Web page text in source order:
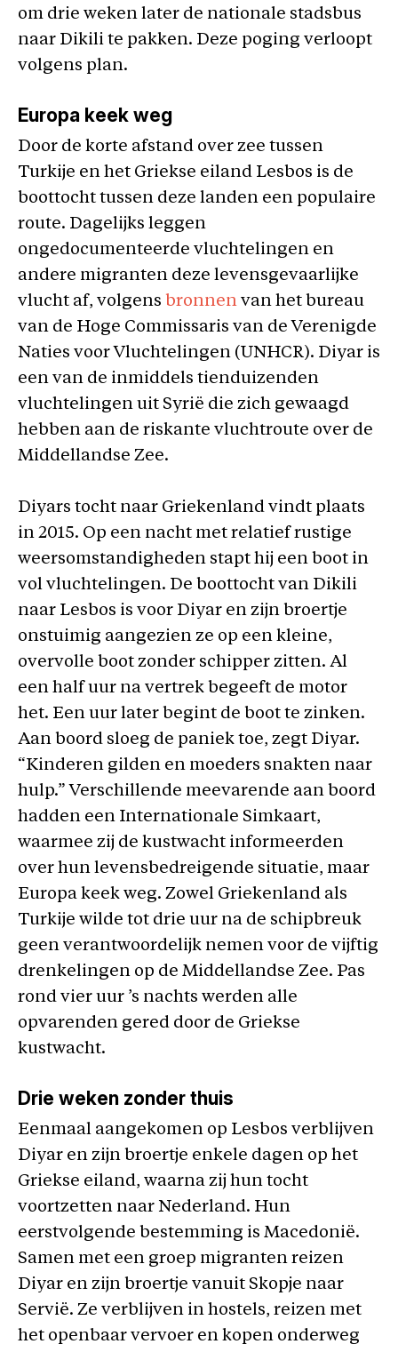
om drie weken later de nationale stadsbus
naar Dikili te pakken. Deze poging verloopt
volgens plan.
Europa keek weg
Door de korte afstand over zee tussen
Turkije en het Griekse eiland Lesbos is de
boottocht tussen deze landen een populaire
route. Dagelijks leggen
ongedocumenteerde vluchtelingen en
andere migranten deze levensgevaarlijke
vlucht af, volgens bronnen van het bureau
van de Hoge Commissaris van de Verenigde
Naties voor Vluchtelingen (UNHCR). Diyar is
een van de inmiddels tienduizenden
vluchtelingen uit Syrië die zich gewaagd
hebben aan de riskante vluchtroute over de
Middellandse Zee.
Diyars tocht naar Griekenland vindt plaats
in 2015. Op een nacht met relatief rustige
weersomstandigheden stapt hij een boot in
vol vluchtelingen. De boottocht van Dikili
naar Lesbos is voor Diyar en zijn broertje
onstuimig aangezien ze op een kleine,
overvolle boot zonder schipper zitten. Al
een half uur na vertrek begeeft de motor
het. Een uur later begint de boot te zinken.
Aan boord sloeg de paniek toe, zegt Diyar.
“Kinderen gilden en moeders snakten naar
hulp.” Verschillende meevarende aan boord
hadden een Internationale Simkaart,
waarmee zij de kustwacht informeerden
over hun levensbedreigende situatie, maar
Europa keek weg. Zowel Griekenland als
Turkije wilde tot drie uur na de schipbreuk
geen verantwoordelijk nemen voor de vijftig
drenkelingen op de Middellandse Zee. Pas
rond vier uur ’s nachts werden alle
opvarenden gered door de Griekse
kustwacht.
Drie weken zonder thuis
Eenmaal aangekomen op Lesbos verblijven
Diyar en zijn broertje enkele dagen op het
Griekse eiland, waarna zij hun tocht
voortzetten naar Nederland. Hun
eerstvolgende bestemming is Macedonië.
Samen met een groep migranten reizen
Diyar en zijn broertje vanuit Skopje naar
Servië. Ze verblijven in hostels, reizen met
het openbaar vervoer en kopen onderweg